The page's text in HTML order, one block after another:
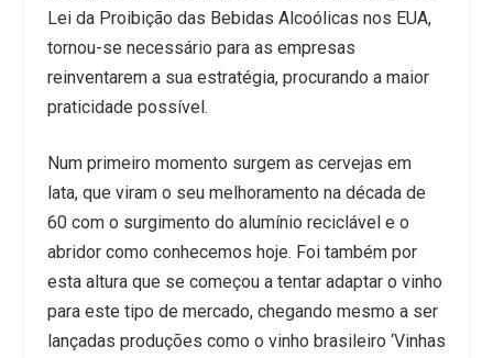
Lei da Proibição das Bebidas Alcoólicas nos EUA,
tornou-se necessário para as empresas
reinventarem a sua estratégia, procurando a maior
praticidade possível.
Num primeiro momento surgem as cervejas em
lata, que viram o seu melhoramento na década de
60 com o surgimento do alumínio reciclável e o
abridor como conhecemos hoje. Foi também por
esta altura que se começou a tentar adaptar o vinho
para este tipo de mercado, chegando mesmo a ser
lançadas produções como o vinho brasileiro ‘Vinhas